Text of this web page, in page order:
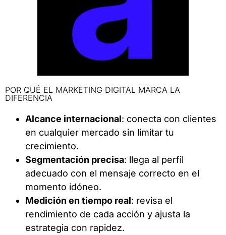
POR QUÉ EL MARKETING DIGITAL MARCA LA
DIFERENCIA
Alcance internacional: conecta con clientes
en cualquier mercado sin limitar tu
crecimiento.
Segmentación precisa: llega al perfil
adecuado con el mensaje correcto en el
momento idóneo.
Medición en tiempo real: revisa el
rendimiento de cada acción y ajusta la
estrategia con rapidez.